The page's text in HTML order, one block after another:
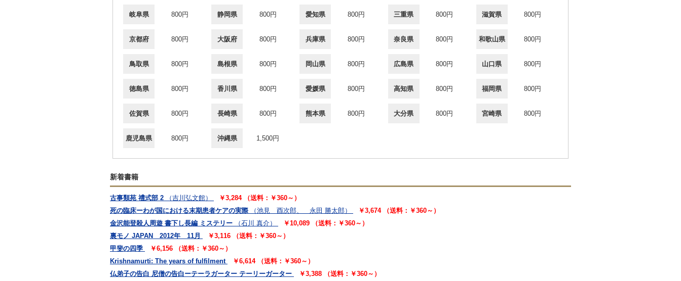
岐阜県 800円 静岡県 800円 愛知県 800円 三重県 800円 滋賀県 800円
京都府 800円 大阪府 800円 兵庫県 800円 奈良県 800円 和歌山県 800円
鳥取県 800円 島根県 800円 岡山県 800円 広島県 800円 山口県 800円
徳島県 800円 香川県 800円 愛媛県 800円 高知県 800円 福岡県 800円
佐賀県 800円 長崎県 800円 熊本県 800円 大分県 800円 宮崎県 800円
鹿児島県 800円 沖縄県 1,500円
新着書籍
古事類苑 禮式部 2 （吉川弘文館）
￥3,284 （送料：￥360～）
死の臨床ーわが国における末期患者ケアの実際
（池見 酉次郎、 永田 勝太郎）
￥3,674 （送料：￥360～）
金沢能登殺人周遊 書下し長編 ミステリー
（石川 真介）
￥10,089 （送料：￥360～）
裏モノ JAPAN 2012年 11月
￥3,116 （送料：￥360～）
甲斐の四季
￥6,156 （送料：￥360～）
Krishnamurti: The years of fulfilment
￥6,614 （送料：￥360～）
仏弟子の告白 尼僧の告白ーテーラガーター テーリーガーター
￥3,388 （送料：￥360～）